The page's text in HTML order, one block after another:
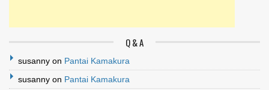
Q & A
susanny on Pantai Kamakura
susanny on Pantai Kamakura